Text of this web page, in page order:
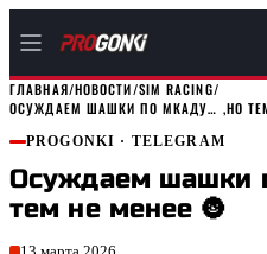
ГЛАВНАЯ/НОВОСТИ/SIM RACING/
ОСУЖДАЕМ ШАШКИ ПО МКАДУ… ,НО
PROGONKI · TELEGRAM
Осуждаем шашки
тем не менее 🌚